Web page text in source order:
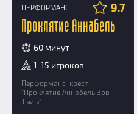
ПЕРФОРМАНС 9.7
Проклятие Аннабель
60 минут
1-15 игроков
Перформанс-квест
"Проклятие Аннабель Зов
Тьмы"